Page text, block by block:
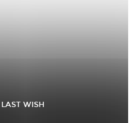
WISH